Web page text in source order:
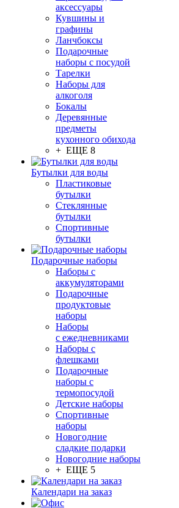
аксессуары
Кувшины и
графины
Ланчбоксы
Подарочные
наборы с посудой
Тарелки
Наборы для
алкоголя
Бокалы
Деревянные
предметы
кухонного обихода
+ ЕЩЕ 8
Бутылки для воды
Пластиковые
бутылки
Стеклянные
бутылки
Спортивные
бутылки
Подарочные наборы
Наборы с
аккумуляторами
Подарочные
продуктовые
наборы
Наборы
с ежедневниками
Наборы с
флешками
Подарочные
наборы с
термопосудой
Детские наборы
Спортивные
наборы
Новогодние
сладкие подарки
Новогодние наборы
+ ЕЩЕ 5
Календари на заказ